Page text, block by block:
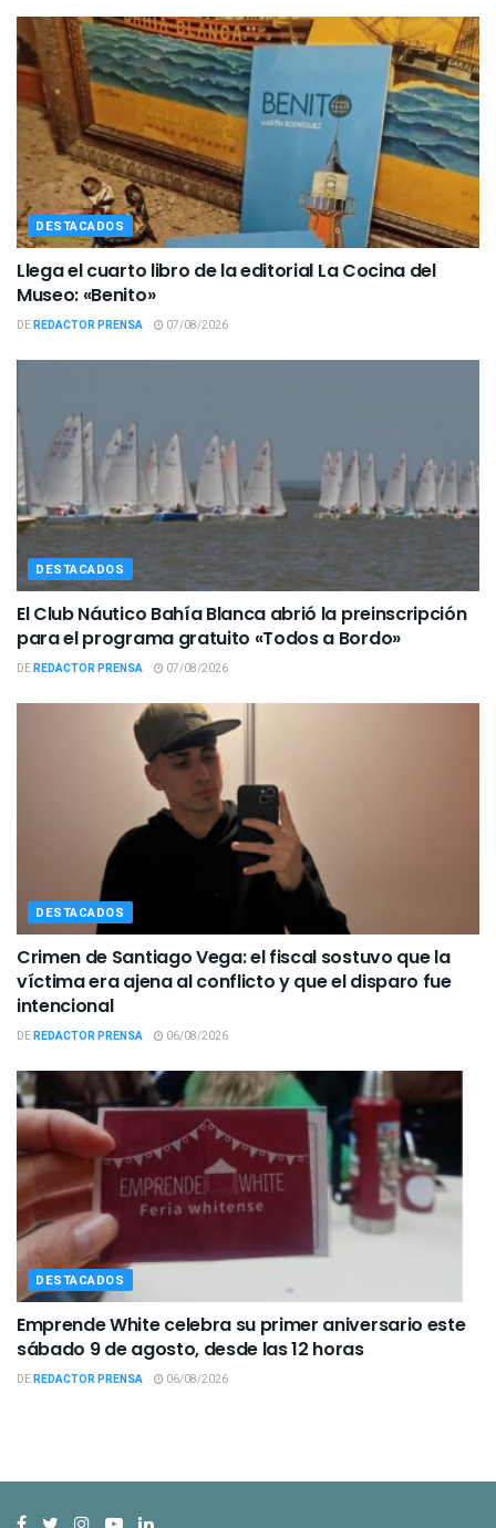
DESTACADOS
Llega el cuarto libro de la editorial La Cocina del
Museo: «Benito»
DEREDACTOR PRENSA 07/08/2026
DESTACADOS
El Club Náutico Bahía Blanca abrió la preinscripción
para el programa gratuito «Todos a Bordo»
DEREDACTOR PRENSA 07/08/2026
DESTACADOS
Crimen de Santiago Vega: el fiscal sostuvo que la
víctima era ajena al conflicto y que el disparo fue
intencional
DEREDACTOR PRENSA 06/08/2026
DESTACADOS
Emprende White celebra su primer aniversario este
sábado 9 de agosto, desde las 12 horas
DEREDACTOR PRENSA 06/08/2026